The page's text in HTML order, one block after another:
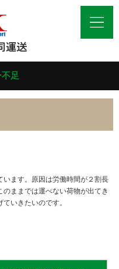
足
ます。原因は労働時間が２割長
ままでは運べない荷物が出てき
いきたいのです。